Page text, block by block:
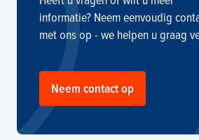
informatie? Neem eenvoudig
met ons op - we helpen u graag
Neem contact op